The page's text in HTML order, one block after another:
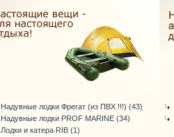
Надувные лодки Фрегат (из ПВХ !!!) (43)
Надувные лодки PROF MARINE (34)
Лодки и катера RIB (1)